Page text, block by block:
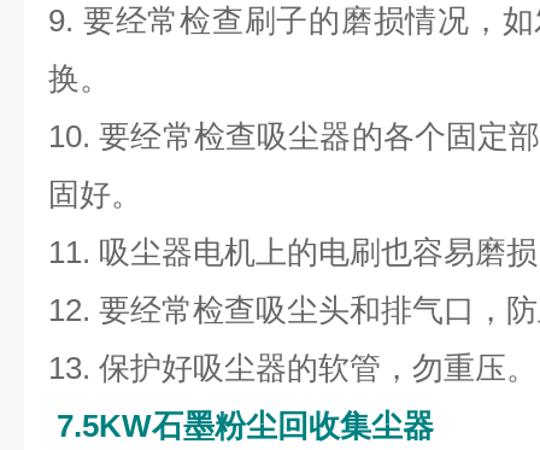
9. 要经常检查刷子的磨损情况，
换。
10. 要经常检查吸尘器的各个固定
固好。
11. 吸尘器电机上的电刷也容易磨
12. 要经常检查吸尘头和排气口，
13. 保护好吸尘器的软管，勿重压。
7.5KW石墨粉尘回收集尘器